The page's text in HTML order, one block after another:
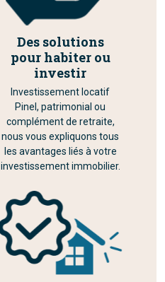
Des solutions
pour habiter ou
investir
Investissement locatif
Pinel, patrimonial ou
complément de retraite,
nous vous expliquons tous
les avantages liés à votre
investissement immobilier.